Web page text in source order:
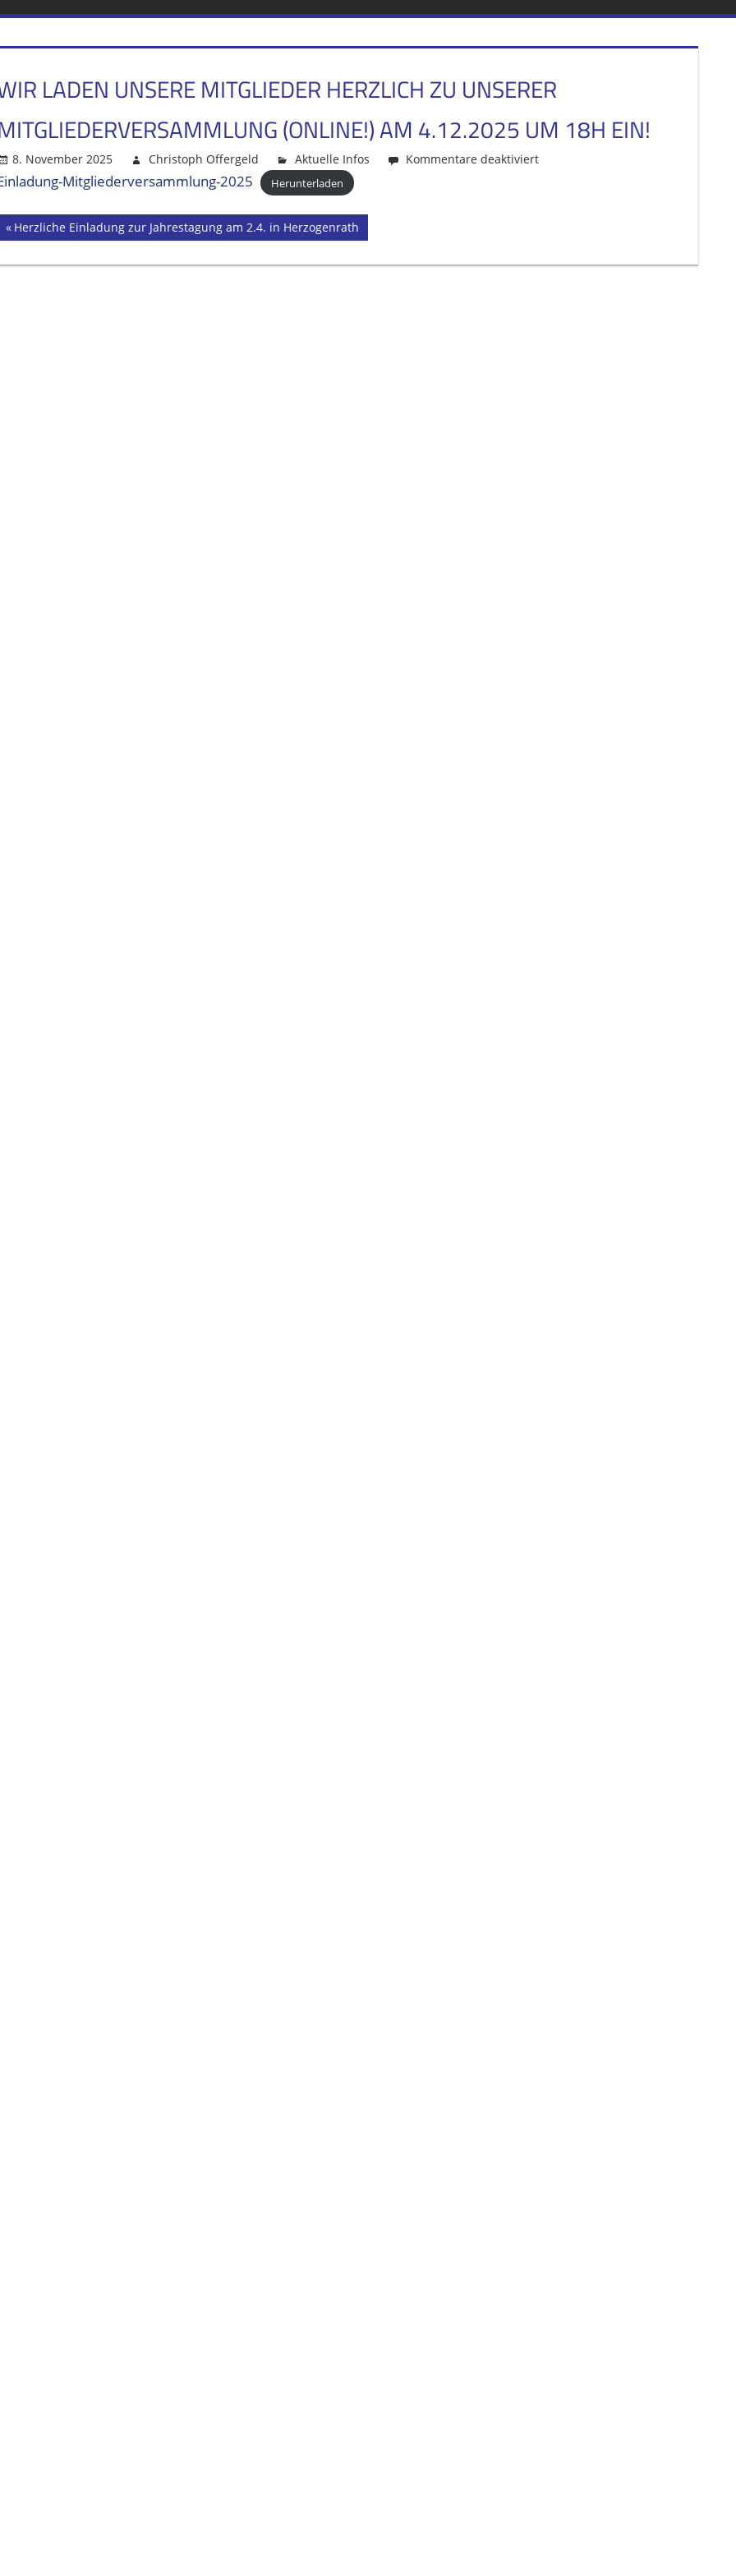
IM
BISTUM
AACHEN
LADEN UNSERE MITGLIEDER HERZLICH ZU UNSERER
(ONLINE!) AM 4.12.2025 UM 18H EIN!
8. November 2025 Christoph Offergeld Aktuelle Infos Kommentare deaktiviert
Mitgliederversammlung-2025 Herunterladen
Vorheriger
Herzliche Einladung zur Jahrestagung am 2.4. in Herzogenrath